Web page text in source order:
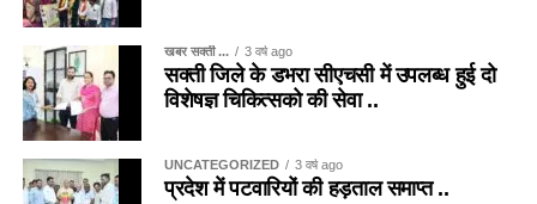
खबर सक्ती ... 3 वर्ष ago
सक्ती जिले के डभरा सीएचसी में उपलब्ध हुई दो
विशेषज्ञ चिकित्सको की सेवा ..
UNCATEGORIZED 3 वर्ष ago
प्रदेश में पटवारियों की हड़ताल समाप्त ..